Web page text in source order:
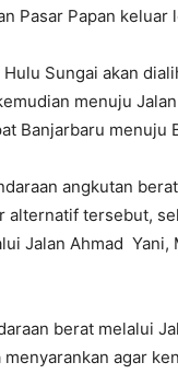
Pasar Papan
Sungai akan
menuju
Banjarbaru menuju
angkutan
tersebut,
Jalan Ahmad
berat melalui
menyarankan agar